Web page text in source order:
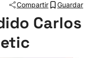
Compartir Guardar
Carlos